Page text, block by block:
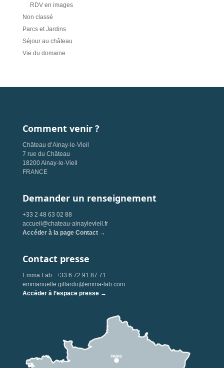
RDV en images
Non classé
Parcs et Jardins
Séjour au château
Vie du domaine
Comment venir ?
Château d’Ainay-le-Vieil
7 rue du Château
18200 Ainay-le-Vieil
FRANCE
Demander un renseignement
+33 2 48 63 02 88
accueil@chateau-ainaylevieil.fr
Accéder à la page Contact →
Contact presse
Emma Lab : +33 6 72 91 87 71
emmanuelle.gillardo@emma-lab.com
Accéder à l’espace presse →